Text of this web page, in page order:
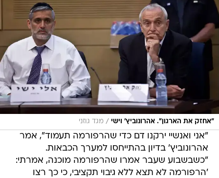
"אחזק את הארגון". אהרונוביץ' וישי / מגד גוזני
"אני ואנשיי ירקנו דם כדי שהרפורמה תעמוד", אמר
אהרונוביץ' בדיון בהתייחסו למערך הכבאות.
"כשבשבוע שעבר אמרו שהרפורמה מוכנה, אמרתי:
'הרפורמה לא תצא ללא גיבוי תקציבי, כי כך רצו